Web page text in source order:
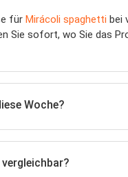
für Mirácoli spaghetti bei
Sie sofort, wo Sie das
Woche?